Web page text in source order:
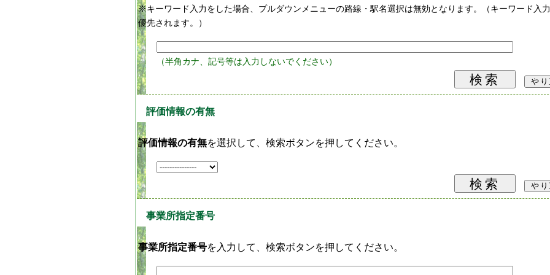
※キーワード入力をした場合、プルダウンメニューの路線・駅名選択は無効となります。（キーワード入
優先されます。）
（半角カナ、記号等は入力しないでください）
評価情報の有無
評価情報の有無を選択して、検索ボタンを押してください。
事業所指定番号
事業所指定番号を入力して、検索ボタンを押してください。